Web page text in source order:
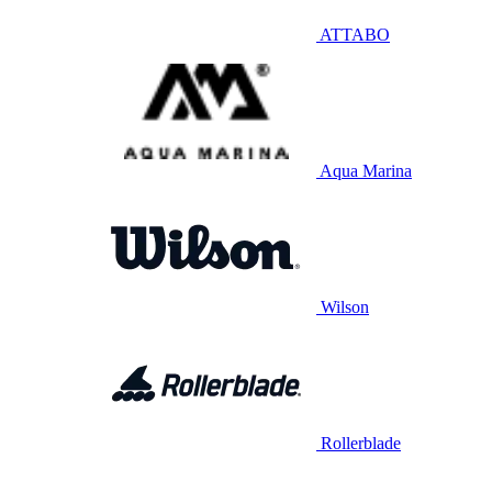
ATTABO
Aqua Marina
Wilson
Rollerblade